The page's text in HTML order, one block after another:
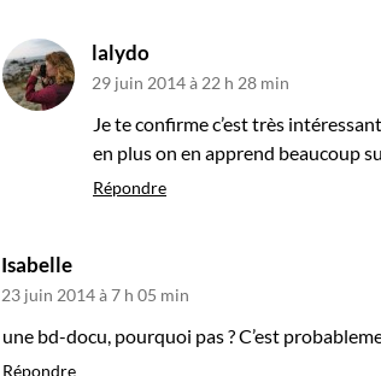
lalydo
29 juin 2014 à 22 h 28 min
Je te confirme c’est très
en plus on en apprend beaucoup
Répondre
Isabelle
23 juin 2014 à 7 h 05 min
une bd-docu, pourquoi pas ? C’est
Répondre